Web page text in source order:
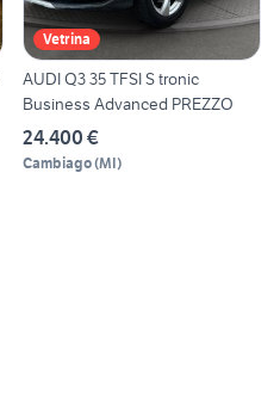
Vetrina
AUDI Q3 35 TFSI S tronic
Business Advanced PREZZO
24.400 €
Cambiago(MI)